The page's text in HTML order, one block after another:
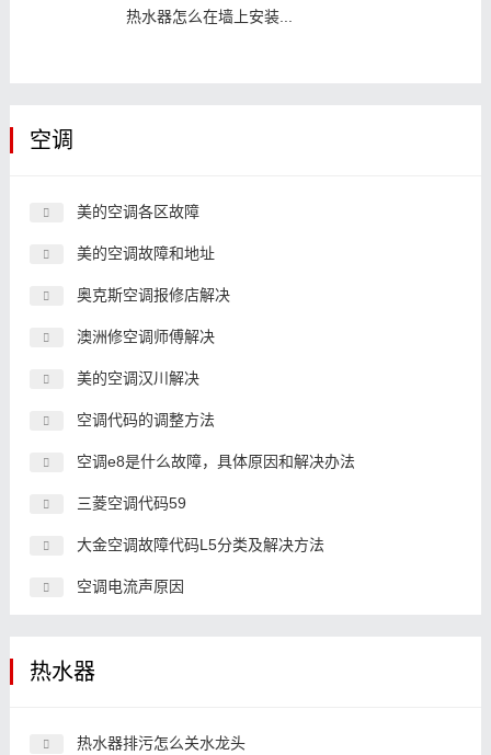
热水器怎么在墙上安装...
空调
美的空调各区故障
美的空调故障和地址
奥克斯空调报修店解决
澳洲修空调师傅解决
美的空调汉川解决
空调代码的调整方法
空调e8是什么故障，具体原因和解决办法
三菱空调代码59
大金空调故障代码L5分类及解决方法
空调电流声原因
热水器
热水器排污怎么关水龙头